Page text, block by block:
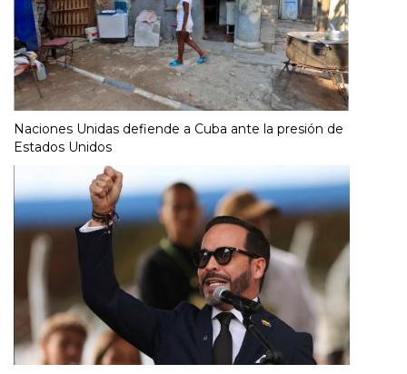
Naciones Unidas defiende a Cuba ante la presión de
Estados Unidos